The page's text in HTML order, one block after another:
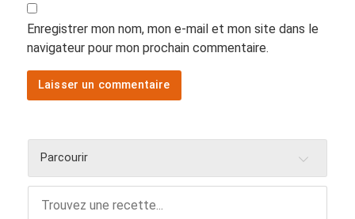
Enregistrer mon nom, mon e-mail et mon site dans le
navigateur pour mon prochain commentaire.
Parcourir